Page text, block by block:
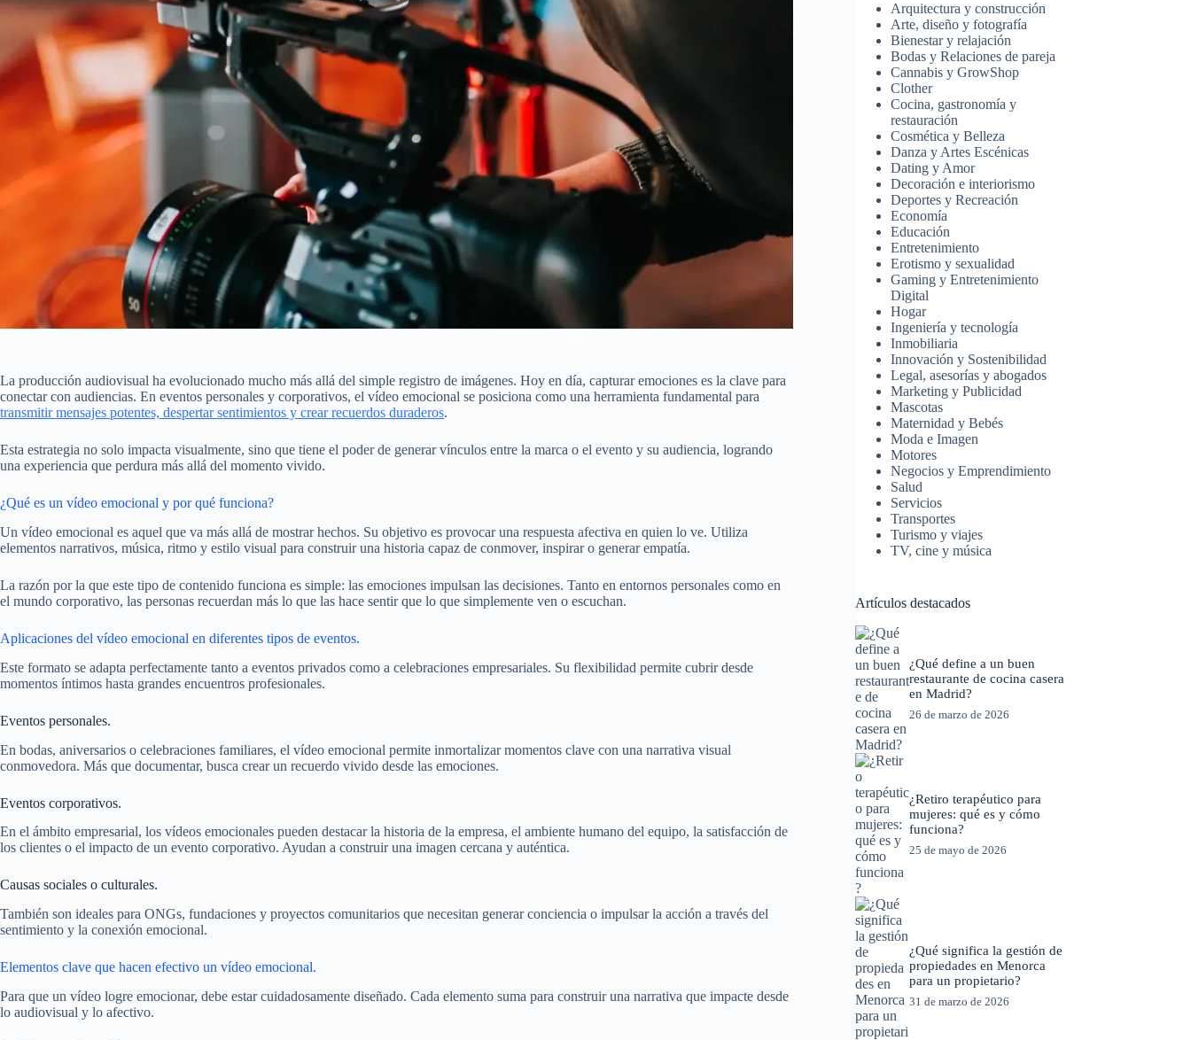
La producción audiovisual ha evolucionado mucho más allá del simple registro de imágenes. Hoy en día, capturar emociones es la clave para
conectar con audiencias. En eventos personales y corporativos, el vídeo emocional se posiciona como una herramienta fundamental para
transmitir mensajes potentes, despertar sentimientos y crear recuerdos duraderos.
Esta estrategia no solo impacta visualmente, sino que tiene el poder de generar vínculos entre la marca o el evento y su audiencia, logrando
una experiencia que perdura más allá del momento vivido.
¿Qué es un vídeo emocional y por qué funciona?
Un vídeo emocional es aquel que va más allá de mostrar hechos. Su objetivo es provocar una respuesta afectiva en quien lo ve. Utiliza
elementos narrativos, música, ritmo y estilo visual para construir una historia capaz de conmover, inspirar o generar empatía.
La razón por la que este tipo de contenido funciona es simple: las emociones impulsan las decisiones. Tanto en entornos personales como en
el mundo corporativo, las personas recuerdan más lo que las hace sentir que lo que simplemente ven o escuchan.
Aplicaciones del vídeo emocional en diferentes tipos de eventos.
Este formato se adapta perfectamente tanto a eventos privados como a celebraciones empresariales. Su flexibilidad permite cubrir desde
momentos íntimos hasta grandes encuentros profesionales.
Eventos personales.
En bodas, aniversarios o celebraciones familiares, el vídeo emocional permite inmortalizar momentos clave con una narrativa visual
conmovedora. Más que documentar, busca crear un recuerdo vivido desde las emociones.
Eventos corporativos.
En el ámbito empresarial, los vídeos emocionales pueden destacar la historia de la empresa, el ambiente humano del equipo, la satisfacción de
los clientes o el impacto de un evento corporativo. Ayudan a construir una imagen cercana y auténtica.
Causas sociales o culturales.
También son ideales para ONGs, fundaciones y proyectos comunitarios que necesitan generar conciencia o impulsar la acción a través del
sentimiento y la conexión emocional.
Elementos clave que hacen efectivo un vídeo emocional.
Para que un vídeo logre emocionar, debe estar cuidadosamente diseñado. Cada elemento suma para construir una narrativa que impacte desde
lo audiovisual y lo afectivo.
Arquitectura y construcción
Arte, diseño y fotografía
Bienestar y relajación
Bodas y Relaciones de pareja
Cannabis y GrowShop
Clother
Cocina, gastronomía y
restauración
Cosmética y Belleza
Danza y Artes Escénicas
Dating y Amor
Decoración e interiorismo
Deportes y Recreación
Economía
Educación
Entretenimiento
Erotismo y sexualidad
Gaming y Entretenimiento
Digital
Hogar
Ingeniería y tecnología
Inmobiliaria
Innovación y Sostenibilidad
Legal, asesorías y abogados
Marketing y Publicidad
Mascotas
Maternidad y Bebés
Moda e Imagen
Motores
Negocios y Emprendimiento
Salud
Servicios
Transportes
Turismo y viajes
TV, cine y música
Artículos destacados
¿Qué define a un buen
restaurante de cocina casera
en Madrid?
26 de marzo de 2026
¿Retiro terapéutico para
mujeres: qué es y cómo
funciona?
25 de mayo de 2026
¿Qué significa la gestión de
propiedades en Menorca
para un propietario?
31 de marzo de 2026